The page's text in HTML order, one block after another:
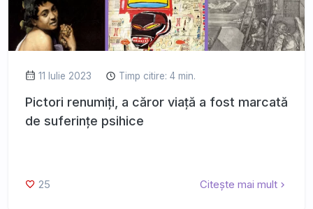
11 Iulie 2023 Timp citire: 4 min.
Pictori renumiți, a căror viață a fost marcată
de suferințe psihice
25 Citește mai mult